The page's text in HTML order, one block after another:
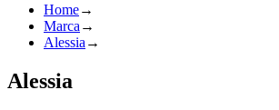
Home→
Marca →
Alessia →
Alessia